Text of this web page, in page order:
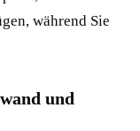
während Sie
und